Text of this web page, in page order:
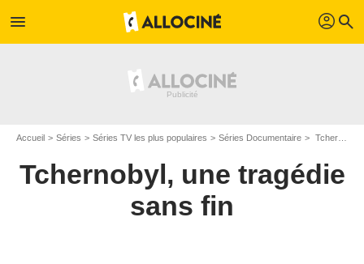
menu profil search
Accueil Séries Séries TV les plus populaires Séries Documentaire Tchernobyl, une tragédie sans fin
Tchernobyl, une tragédie
sans fin